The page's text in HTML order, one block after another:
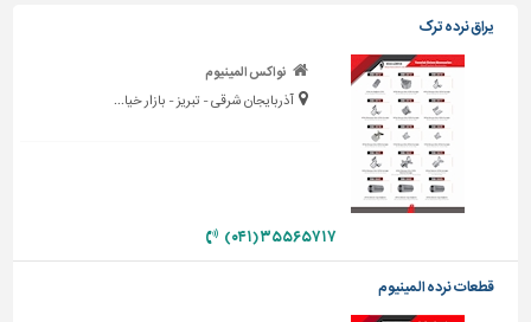
پله،
نرده
و
حفاظ
دیوارپوش،
کفپوش
و
سرویس
بهداشتی
یراق نرده ترک
نواکس المینیوم
آذربایجان شرقی - تبریز - بازار خیا...
۳۵۵۶۵۷۱۷ (۰۴۱)
قطعات نرده المینیوم